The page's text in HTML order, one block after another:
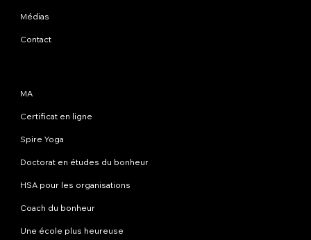
Médias
Contact
MA
Certificat en ligne
Spire Yoga
Doctorat en études du bonheur
HSA pour les organisations
Coach du bonheur
Une école plus heureuse